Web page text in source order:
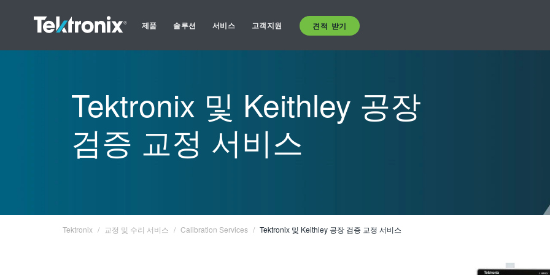
제품 솔루션 서비스 고객지원 견적 받기
Tektronix 및 Keithley 공장
검증 교정 서비스
Tektronix 교정 및 수리 서비스 Calibration Services Tektronix 및 Keithley 공장 검증 교정 서비스